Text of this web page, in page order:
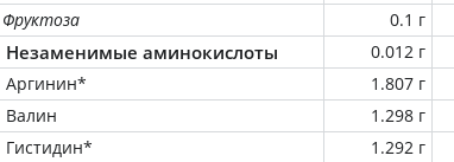
Фруктоза
0.1 г
Незаменимые аминокислоты 0.012 г
Аргинин*
1.807 г
Валин
1.298 г
Гистидин*
1.292 г